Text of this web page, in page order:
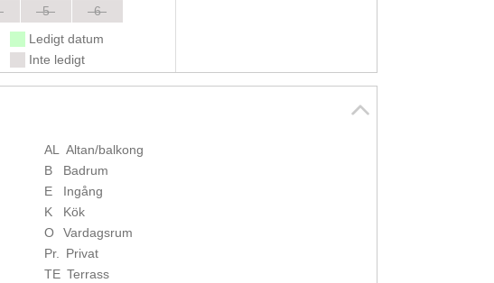
5
6
Ledigt datum
Inte ledigt
AL
Altan/balkong
B
Badrum
E
Ingång
K
Kök
O
Vardagsrum
Pr.
Privat
TE Terrass